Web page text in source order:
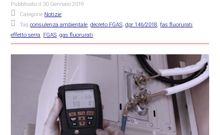
Pubblicato il 30 Gennaio 2019
Categorie Notizie
Tagconsulenza ambientale ,decreto FGAS ,dpr 146/2018 ,fas fluorurati
effetto serra
FGAS ,gas fluorurati